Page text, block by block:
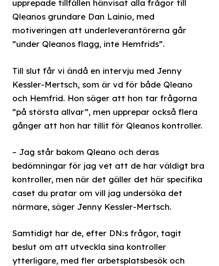
upprepade tillfällen hänvisat alla frågor till
Qleanos grundare Dan Lainio, med
motiveringen att underleverantörerna går
”under Qleanos flagg, inte Hemfrids”.
Till slut får vi ändå en intervju med Jenny
Kessler-Mertsch, som är vd för både Qleano
och Hemfrid. Hon säger att hon tar frågorna
”på största allvar”, men upprepar också flera
gånger att hon har tillit för Qleanos kontroller.
– Jag står bakom Qleano och deras
bedömningar för jag vet att de har väldigt bra
kontroller, men när det gäller det här specifika
caset du pratar om vill jag undersöka det
närmare, säger Jenny Kessler-Mertsch.
Samtidigt har de, efter DN:s frågor, tagit
beslut om att utveckla sina kontroller
ytterligare, med fler arbetsplatsbesök och